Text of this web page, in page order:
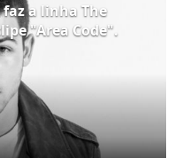
a linha The
"Area Code".